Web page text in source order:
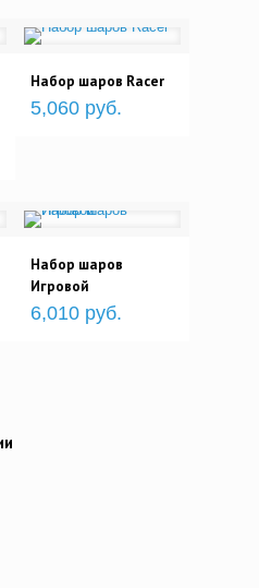
Набор шаров Racer
5,060 руб.
Набор шаров
Игровой
6,010 руб.